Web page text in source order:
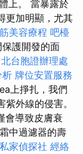
上。 當暴露於
更加明顯，尤其
美容療程 吧檯
護開發的面
台胞證辦理處
析 牌位安置服務
上掙扎，我們
外線的侵害。
會導致皮膚衰
中過濾器的壽
私家偵探社 經絡